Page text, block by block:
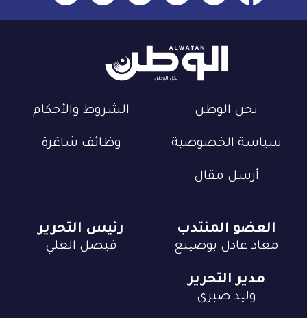
نحن الوطن الشروط والأحكام
سياسة الخصوصية وظائف شاغرة
أرسل مقال
العضو المنتدب
معاذ عادل بوصيبع
رئيس التحرير
فيصل العلي
مدير التحرير
وليد صبري